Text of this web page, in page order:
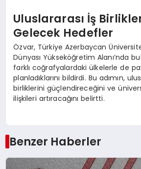
Uluslararası İş
Gelecek Hedefler
Özvar, Türkiye Azerbaycan
Dünyası Yükseköğretim Alanı’nda
farklı coğrafyalardaki ülkelerle de
planladıklarını bildirdi. Bu adımın,
birliklerini güçlendireceğini ve
ilişkileri artıracağını belirtti.
Benzer Haberler